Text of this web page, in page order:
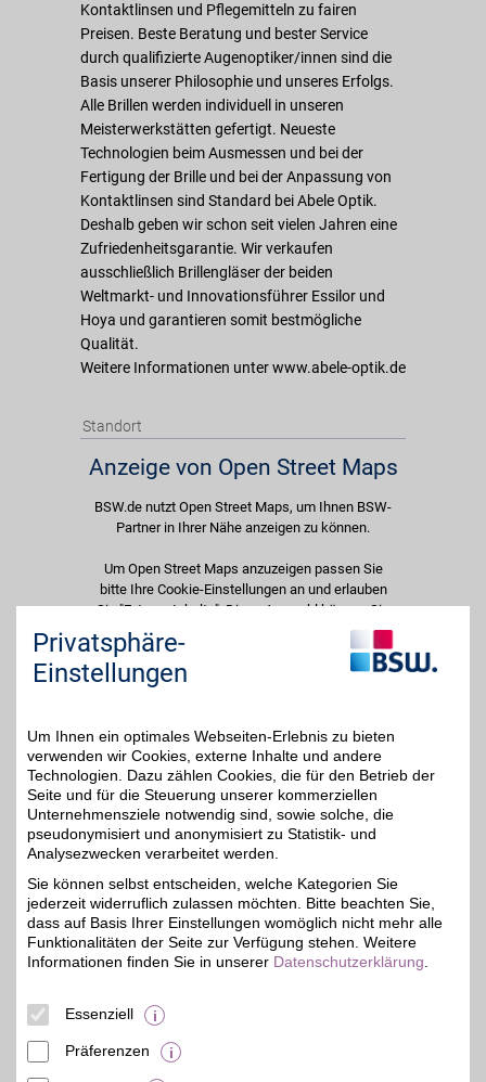
Kontaktlinsen und Pflegemitteln zu fairen
Preisen. Beste Beratung und bester Service
durch qualifizierte Augenoptiker/innen sind die
Basis unserer Philosophie und unseres Erfolgs.
Alle Brillen werden individuell in unseren
Meisterwerkstätten gefertigt. Neueste
Technologien beim Ausmessen und bei der
Fertigung der Brille und bei der Anpassung von
Kontaktlinsen sind Standard bei Abele Optik.
Deshalb geben wir schon seit vielen Jahren eine
Zufriedenheitsgarantie. Wir verkaufen
ausschließlich Brillengläser der beiden
Weltmarkt- und Innovationsführer Essilor und
Hoya und garantieren somit bestmögliche
Qualität.
Weitere Informationen unter www.abele-optik.de
Standort
Anzeige von Open Street Maps
BSW.de nutzt Open Street Maps, um Ihnen BSW-
Partner in Ihrer Nähe anzeigen zu können.
Um Open Street Maps anzuzeigen passen Sie
bitte Ihre Cookie-Einstellungen an und erlauben
Sie "Externe Inhalte". Diese Auswahl können Sie
jederzeit über die Cookie-Einstellungen im
unteren Seitenbereich ändern.
Adresse
Friedrich-Ebert-Platz 2
Rathaus-Galerie
51373 Leverkusen
Filialen in der Nähe
Privatsphäre-
Einstellungen
Um Ihnen ein optimales Webseiten-Erlebnis zu bieten
verwenden wir Cookies, externe Inhalte und andere
Technologien. Dazu zählen Cookies, die für den Betrieb der
Seite und für die Steuerung unserer kommerziellen
Unternehmensziele notwendig sind, sowie solche, die
pseudonymisiert und anonymisiert zu Statistik- und
Analysezwecken verarbeitet werden.
Sie können selbst entscheiden, welche Kategorien Sie
jederzeit widerruflich zulassen möchten. Bitte beachten Sie,
dass auf Basis Ihrer Einstellungen womöglich nicht mehr alle
Funktionalitäten der Seite zur Verfügung stehen. Weitere
Informationen finden Sie in unserer Datenschutzerklärung
Essenziell
Präferenzen